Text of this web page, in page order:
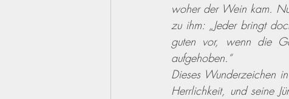
woher der Wein kam.
zu ihm: „Jeder bringt
guten vor, wenn die
aufgehoben.“
Dieses Wunderzeichen
Herrlichkeit, und seine